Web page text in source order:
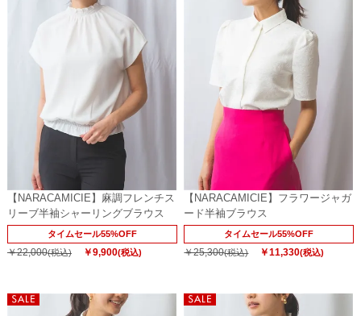
【NARACAMICIE】麻調フレンチス
リーブ半袖シャーリングブラウス
タイムセール55%OFF
￥22,000(税込) ￥9,900(税込)
【NARACAMICIE】フラワージャガ
ード半袖ブラウス
タイムセール55%OFF
￥25,300(税込) ￥11,330(税込)